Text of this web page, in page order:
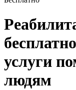
услуги
людям